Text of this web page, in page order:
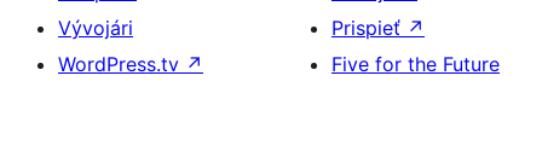
Vývojári
WordPress.tv ↗
Prispieť ↗
Five for the Future